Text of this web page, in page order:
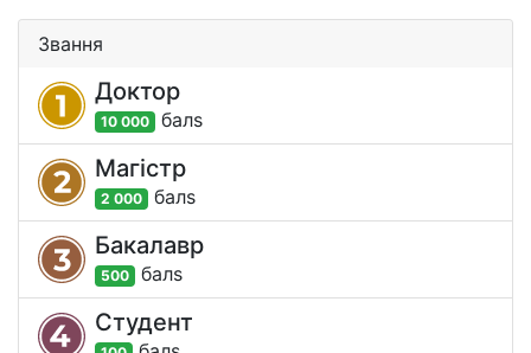
Звання
Доктор
10 000 балs
Магістр
2 000 балs
Бакалавр
500 балs
Студент